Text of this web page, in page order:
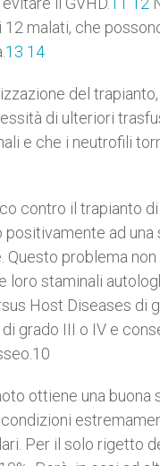
malati, che
13 14
del
di ulteriori
e che i neutrofili
contro il trapianto
ad
problema
staminali
Host Diseases di
grado III o IV e
ottiene una buona
Per il solo rigetto